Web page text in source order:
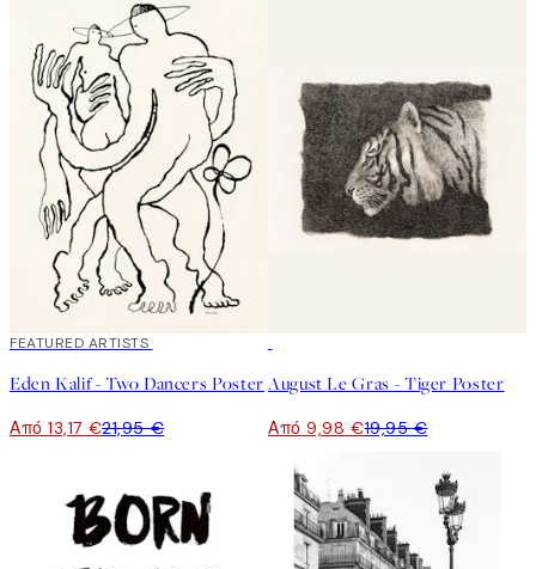
40%*
FEATURED ARTISTS
Eden Kalif - Two Dancers Poster
Από 13,17 €21,95 €
August Le Gras - Tiger Poster
Από 9,98 €19,95 €